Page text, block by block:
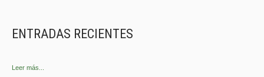
ENTRADAS RECIENTES
Leer más...